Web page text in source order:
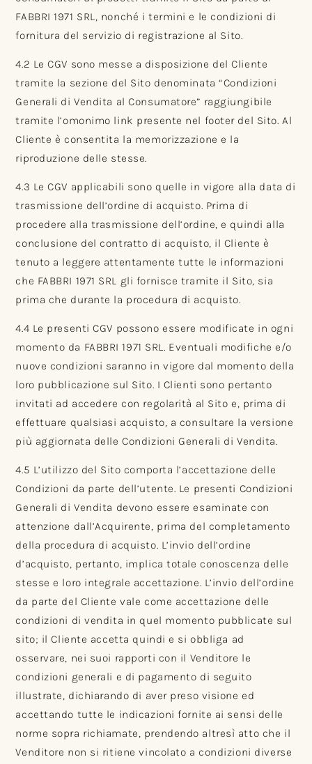
FABBRI 1971 SRL, nonché i termini e le condizioni di
fornitura del servizio di registrazione al Sito.
4.2 Le CGV sono messe a disposizione del Cliente
tramite la sezione del Sito denominata “Condizioni
Generali di Vendita al Consumatore” raggiungibile
tramite l’omonimo link presente nel footer del Sito. Al
Cliente è consentita la memorizzazione e la
riproduzione delle stesse.
4.3 Le CGV applicabili sono quelle in vigore alla data di
trasmissione dell’ordine di acquisto. Prima di
procedere alla trasmissione dell’ordine, e quindi alla
conclusione del contratto di acquisto, il Cliente è
tenuto a leggere attentamente tutte le informazioni
che FABBRI 1971 SRL gli fornisce tramite il Sito, sia
prima che durante la procedura di acquisto.
4.4 Le presenti CGV possono essere modificate in ogni
momento da FABBRI 1971 SRL. Eventuali modifiche e/o
nuove condizioni saranno in vigore dal momento della
loro pubblicazione sul Sito. I Clienti sono pertanto
invitati ad accedere con regolarità al Sito e, prima di
effettuare qualsiasi acquisto, a consultare la versione
più aggiornata delle Condizioni Generali di Vendita.
4.5 L’utilizzo del Sito comporta l’accettazione delle
Condizioni da parte dell’utente. Le presenti Condizioni
Generali di Vendita devono essere esaminate con
attenzione dall’Acquirente, prima del completamento
della procedura di acquisto. L’invio dell’ordine
d’acquisto, pertanto, implica totale conoscenza delle
stesse e loro integrale accettazione. L’invio dell’ordine
da parte del Cliente vale come accettazione delle
condizioni di vendita in quel momento pubblicate sul
sito; il Cliente accetta quindi e si obbliga ad
osservare, nei suoi rapporti con il Venditore le
condizioni generali e di pagamento di seguito
illustrate, dichiarando di aver preso visione ed
accettando tutte le indicazioni fornite ai sensi delle
norme sopra richiamate, prendendo altresì atto che il
Venditore non si ritiene vincolato a condizioni diverse